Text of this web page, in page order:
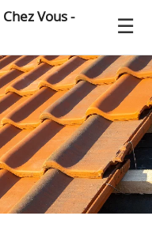
Vous -